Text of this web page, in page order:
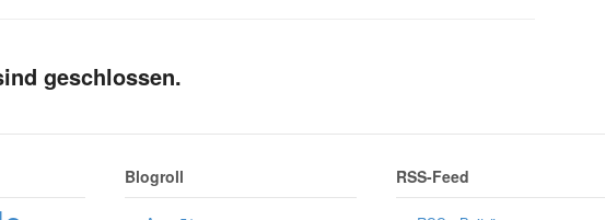
geschlossen.
Blogroll RSS-Feed